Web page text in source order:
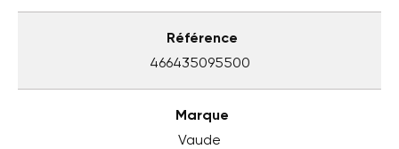
Référence
466435095500
Marque
Vaude